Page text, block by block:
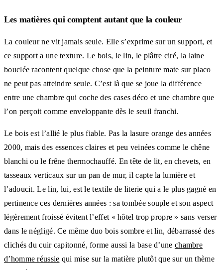
Les matières qui comptent autant que la couleur
La couleur ne vit jamais seule. Elle s’exprime sur un support, et
ce support a une texture. Le bois, le lin, le plâtre ciré, la laine
bouclée racontent quelque chose que la peinture mate sur placo
ne peut pas atteindre seule. C’est là que se joue la différence
entre une chambre qui coche des cases déco et une chambre que
l’on perçoit comme enveloppante dès le seuil franchi.
Le bois est l’allié le plus fiable. Pas la lasure orange des années
2000, mais des essences claires et peu veinées comme le chêne
blanchi ou le frêne thermochauffé. En tête de lit, en chevets, en
tasseaux verticaux sur un pan de mur, il capte la lumière et
l’adoucit. Le lin, lui, est le textile de literie qui a le plus gagné en
pertinence ces dernières années : sa tombée souple et son aspect
légèrement froissé évitent l’effet « hôtel trop propre » sans verser
dans le négligé. Ce même duo bois sombre et lin, débarrassé des
clichés du cuir capitonné, forme aussi la base d’une chambre
d’homme réussie qui mise sur la matière plutôt que sur un thème